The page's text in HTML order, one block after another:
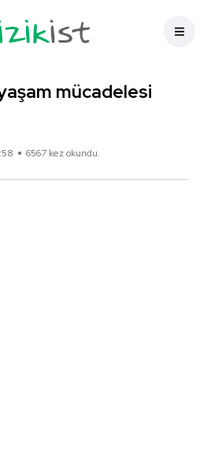
mücadelesi
6567 kez okundu.